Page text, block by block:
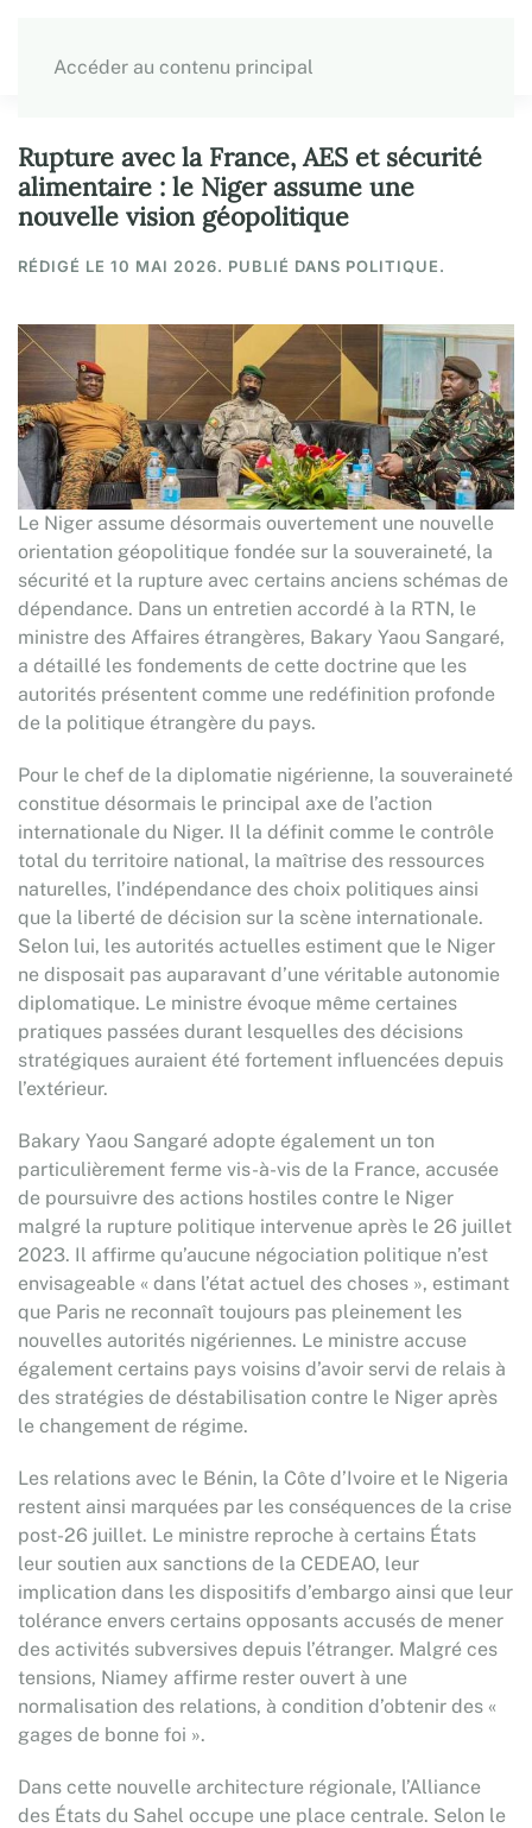
Accéder au contenu principal
Rupture avec la France, AES et sécurité
alimentaire : le Niger assume une
nouvelle vision géopolitique
RÉDIGÉ LE 10 MAI 2026. PUBLIÉ DANS POLITIQUE.
Le Niger assume désormais ouvertement une nouvelle
orientation géopolitique fondée sur la souveraineté, la
sécurité et la rupture avec certains anciens schémas de
dépendance. Dans un entretien accordé à la RTN, le
ministre des Affaires étrangères, Bakary Yaou Sangaré,
a détaillé les fondements de cette doctrine que les
autorités présentent comme une redéfinition profonde
de la politique étrangère du pays.
Pour le chef de la diplomatie nigérienne, la souveraineté
constitue désormais le principal axe de l’action
internationale du Niger. Il la définit comme le contrôle
total du territoire national, la maîtrise des ressources
naturelles, l’indépendance des choix politiques ainsi
que la liberté de décision sur la scène internationale.
Selon lui, les autorités actuelles estiment que le Niger
ne disposait pas auparavant d’une véritable autonomie
diplomatique. Le ministre évoque même certaines
pratiques passées durant lesquelles des décisions
stratégiques auraient été fortement influencées depuis
l’extérieur.
Bakary Yaou Sangaré adopte également un ton
particulièrement ferme vis-à-vis de la France, accusée
de poursuivre des actions hostiles contre le Niger
malgré la rupture politique intervenue après le 26 juillet
2023. Il affirme qu’aucune négociation politique n’est
envisageable « dans l’état actuel des choses », estimant
que Paris ne reconnaît toujours pas pleinement les
nouvelles autorités nigériennes. Le ministre accuse
également certains pays voisins d’avoir servi de relais à
des stratégies de déstabilisation contre le Niger après
le changement de régime.
Les relations avec le Bénin, la Côte d’Ivoire et le Nigeria
restent ainsi marquées par les conséquences de la crise
post-26 juillet. Le ministre reproche à certains États
leur soutien aux sanctions de la CEDEAO, leur
implication dans les dispositifs d’embargo ainsi que leur
tolérance envers certains opposants accusés de mener
des activités subversives depuis l’étranger. Malgré ces
tensions, Niamey affirme rester ouvert à une
normalisation des relations, à condition d’obtenir des «
gages de bonne foi ».
Dans cette nouvelle architecture régionale, l’Alliance
des États du Sahel occupe une place centrale. Selon le